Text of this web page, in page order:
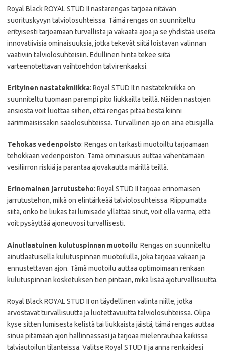
Royal Black ROYAL STUD II nastarengas tarjoaa riitävän
suorituskyvyn talviolosuhteissa. Tämä rengas on suunniteltu
erityisesti tarjoamaan turvallista ja vakaata ajoa ja se yhdistää useita
innovatiivisia ominaisuuksia, jotka tekevät siitä loistavan valinnan
vaativiin talviolosuhteisiin. Edullinen hinta tekee siitä
varteenotettavan vaihtoehdon talvirenkaaksi.
Erityinen nastatekniikka: Royal STUD II:n nastatekniikka on
suunniteltu tuomaan parempi pito liukkailla teillä. Näiden nastojen
ansiosta voit luottaa siihen, että rengas pitää tiestä kiinni
äärimmäisissäkin sääolosuhteissa. Turvallinen ajo on aina etusijalla.
Tehokas vedenpoisto: Rengas on tarkasti muotoiltu tarjoamaan
tehokkaan vedenpoiston. Tämä ominaisuus auttaa vähentämään
vesiliirron riskiä ja parantaa ajovakautta märillä teillä.
Erinomainen jarrutusteho: Royal STUD II tarjoaa erinomaisen
jarrutustehon, mikä on elintärkeää talviolosuhteissa. Riippumatta
siitä, onko tie liukas tai lumisade yllättää sinut, voit olla varma, että
voit pysäyttää ajoneuvosi turvallisesti.
Ainutlaatuinen kulutuspinnan muotoilu: Rengas on suunniteltu
ainutlaatuisella kulutuspinnan muotoilulla, joka tarjoaa vakaan ja
ennustettavan ajon. Tämä muotoilu auttaa optimoimaan renkaan
kulutuspinnan kosketuksen tien pintaan, mikä lisää ajoturvallisuutta.
Royal Black ROYAL STUD II on täydellinen valinta niille, jotka
arvostavat turvallisuutta ja luotettavuutta talviolosuhteissa. Olipa
kyse sitten lumisesta kelistä tai liukkaista jäistä, tämä rengas auttaa
sinua pitämään ajon hallinnassasi ja tarjoaa mielenrauhaa kaikissa
talviautoilun tilanteissa. Valitse Royal STUD II ja anna renkaidesi